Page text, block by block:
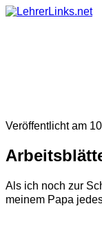
Skip
Veröffentlicht am
Als ich noch zur
meinem Papa